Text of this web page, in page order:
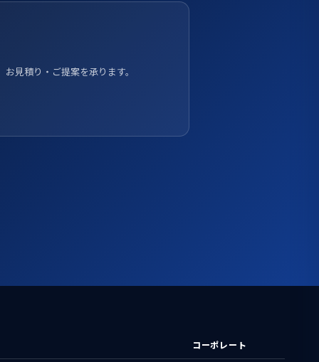
見積り・ご提案を承ります。
コーポレート